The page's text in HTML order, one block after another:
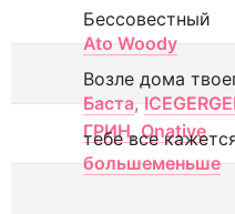
Бессовестный
Ato Woody
Возле дома
Баста,
ГРИН, Onative
тебе все
большеменьше